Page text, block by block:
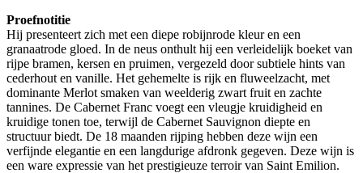
Proefnotitie
Hij presenteert zich met een diepe robijnrode kleur en een
granaatrode gloed. In de neus onthult hij een verleidelijk boeket van
rijpe bramen, kersen en pruimen, vergezeld door subtiele hints van
cederhout en vanille. Het gehemelte is rijk en fluweelzacht, met
dominante Merlot smaken van weelderig zwart fruit en zachte
tannines. De Cabernet Franc voegt een vleugje kruidigheid en
kruidige tonen toe, terwijl de Cabernet Sauvignon diepte en
structuur biedt. De 18 maanden rijping hebben deze wijn een
verfijnde elegantie en een langdurige afdronk gegeven. Deze wijn is
een ware expressie van het prestigieuze terroir van Saint Emilion.